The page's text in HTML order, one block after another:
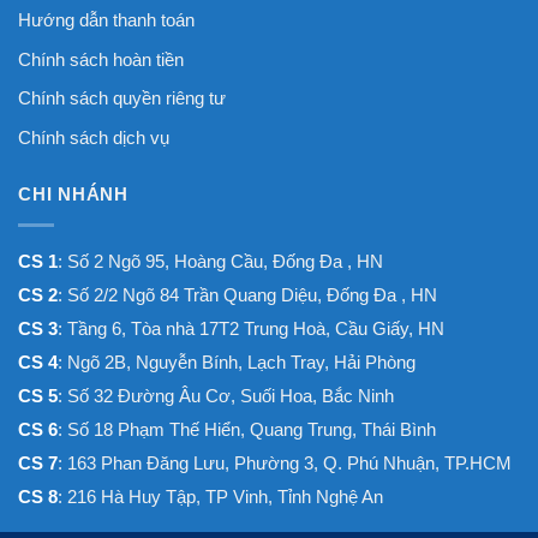
Hướng dẫn thanh toán
Chính sách hoàn tiền
Chính sách quyền riêng tư
Chính sách dịch vụ
CHI NHÁNH
CS 1: Số 2 Ngõ 95, Hoàng Cầu, Đống Đa , HN
CS 2: Số 2/2 Ngõ 84 Trần Quang Diệu, Đống Đa , HN
CS 3: Tầng 6, Tòa nhà 17T2 Trung Hoà, Cầu Giấy, HN
CS 4: Ngõ 2B, Nguyễn Bính, Lạch Tray, Hải Phòng
CS 5: Số 32 Đường Âu Cơ, Suối Hoa, Bắc Ninh
CS 6: Số 18 Phạm Thế Hiển, Quang Trung, Thái Bình
CS 7: 163 Phan Đăng Lưu, Phường 3, Q. Phú Nhuận, TP.HCM
CS 8: 216 Hà Huy Tập, TP Vinh, Tỉnh Nghệ An